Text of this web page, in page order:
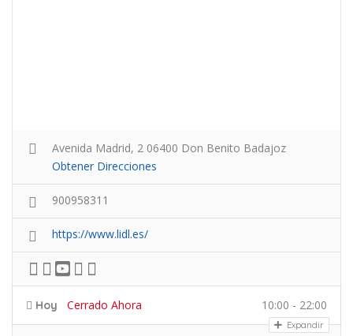
Avenida Madrid, 2 06400 Don Benito Badajoz
Obtener Direcciones
900958311
https://www.lidl.es/
Hoy Cerrado Ahora 10:00 - 22:00
Expandir